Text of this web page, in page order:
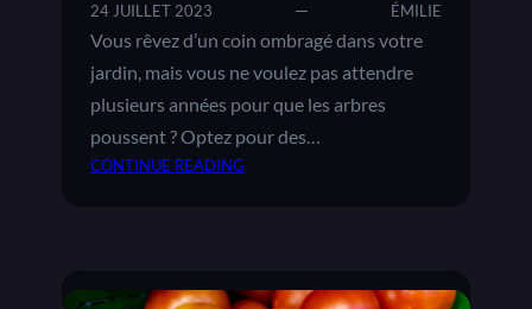
E
O
M
A
U
24 JUILLET 2023 ÉMILIE
Vous rêvez d’un coin ombragé dans votre
jardin, mais vous ne voulez pas attendre
plusieurs années pour que les arbres
poussent ? Optez pour des…
CONTINUE READING
A